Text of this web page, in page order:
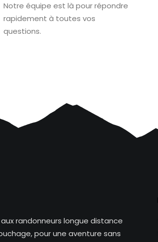
Notre équipe est là pour répondre
rapidement à toutes vos
questions.
randonneurs longue distance
pour une aventure sans